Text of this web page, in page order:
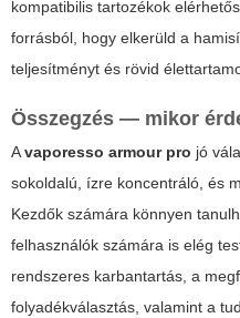
kompatibilis tartozékok
forrásból, hogy elkerüld a
teljesítményt és rövid
Összegzés — mikor
Avaporesso armour pro jó
sokoldalú, ízre koncentráló, és
Kezdők számára könnyen
felhasználók számára is elég
rendszeres karbantartás, a
folyadékválasztás, valamint a